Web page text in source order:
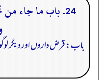
24. باب ما جاء
باب: قرض داروں اور دیگر